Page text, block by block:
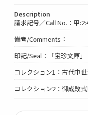
Description
請求記号／Call No.：甲
備考/Comments：
印記/Seal：「宝珍文庫」
コレクション1：古代中
コレクション2：御成敗